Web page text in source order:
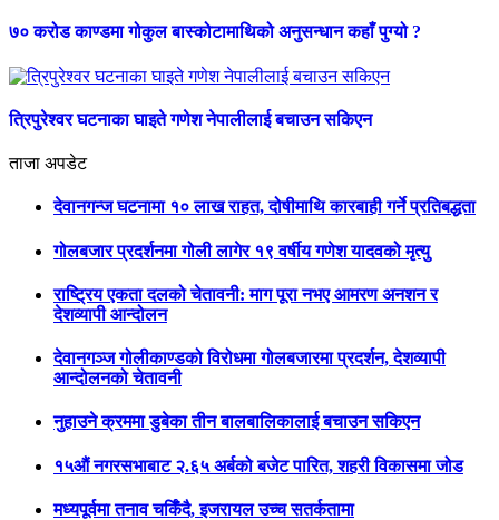
७० करोड काण्डमा गोकुल बास्कोटामाथिको अनुसन्धान कहाँ पुग्यो ?
त्रिपुरेश्वर घटनाका घाइते गणेश नेपालीलाई बचाउन सकिएन
ताजा अपडेट
देवानगन्ज घटनामा १० लाख राहत, दोषीमाथि कारबाही गर्ने प्रतिबद्धता
गोलबजार प्रदर्शनमा गोली लागेर १९ वर्षीय गणेश यादवको मृत्यु
राष्ट्रिय एकता दलको चेतावनी: माग पूरा नभए आमरण अनशन र
देशव्यापी आन्दोलन
देवानगञ्ज गोलीकाण्डको विरोधमा गोलबजारमा प्रदर्शन, देशव्यापी
आन्दोलनको चेतावनी
नुहाउने क्रममा डुबेका तीन बालबालिकालाई बचाउन सकिएन
१५औं नगरसभाबाट २.६५ अर्बको बजेट पारित, शहरी विकासमा जोड
मध्यपूर्वमा तनाव चर्किँदै, इजरायल उच्च सतर्कतामा